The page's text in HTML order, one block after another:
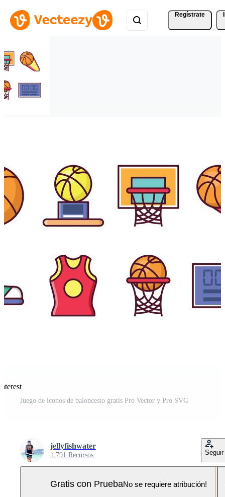
Regístrate
Juego de iconos de baloncesto gratis Pro Vector y Pro SVG
jellyfishwater
1.791 Recursos Seguir
Gratis con PruebaNo se requiere atribución!